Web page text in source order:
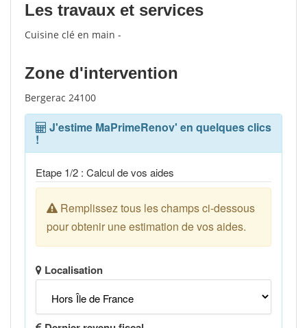
Les travaux et services
Cuisine clé en main -
Zone d'intervention
Bergerac 24100